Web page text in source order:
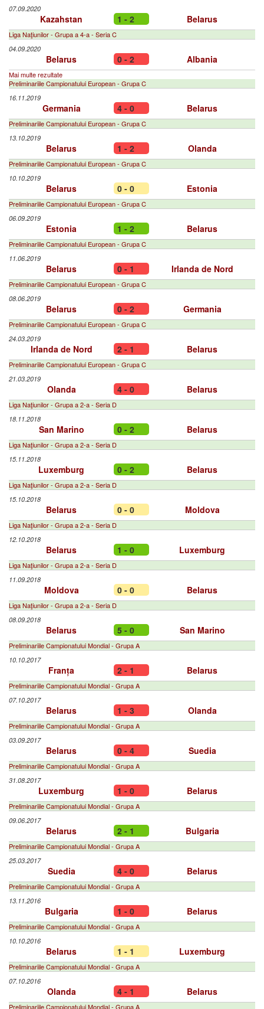
07.09.2020
Kazahstan 1 - 2 Belarus
Liga Naţiunilor - Grupa a 4-a - Seria C
04.09.2020
Belarus 0 - 2 Albania
Mai multe rezultate
Preliminariile Campionatului European - Grupa C
16.11.2019
Germania 4 - 0 Belarus
Preliminariile Campionatului European - Grupa C
13.10.2019
Belarus 1 - 2 Olanda
Preliminariile Campionatului European - Grupa C
10.10.2019
Belarus 0 - 0 Estonia
Preliminariile Campionatului European - Grupa C
06.09.2019
Estonia 1 - 2 Belarus
Preliminariile Campionatului European - Grupa C
11.06.2019
Belarus 0 - 1 Irlanda de Nord
Preliminariile Campionatului European - Grupa C
08.06.2019
Belarus 0 - 2 Germania
Preliminariile Campionatului European - Grupa C
24.03.2019
Irlanda de Nord 2 - 1 Belarus
Preliminariile Campionatului European - Grupa C
21.03.2019
Olanda 4 - 0 Belarus
Liga Naţiunilor - Grupa a 2-a - Seria D
18.11.2018
San Marino 0 - 2 Belarus
Liga Naţiunilor - Grupa a 2-a - Seria D
15.11.2018
Luxemburg 0 - 2 Belarus
Liga Naţiunilor - Grupa a 2-a - Seria D
15.10.2018
Belarus 0 - 0 Moldova
Liga Naţiunilor - Grupa a 2-a - Seria D
12.10.2018
Belarus 1 - 0 Luxemburg
Liga Naţiunilor - Grupa a 2-a - Seria D
11.09.2018
Moldova 0 - 0 Belarus
Liga Naţiunilor - Grupa a 2-a - Seria D
08.09.2018
Belarus 5 - 0 San Marino
Preliminariile Campionatului Mondial - Grupa A
10.10.2017
Franța 2 - 1 Belarus
Preliminariile Campionatului Mondial - Grupa A
07.10.2017
Belarus 1 - 3 Olanda
Preliminariile Campionatului Mondial - Grupa A
03.09.2017
Belarus 0 - 4 Suedia
Preliminariile Campionatului Mondial - Grupa A
31.08.2017
Luxemburg 1 - 0 Belarus
Preliminariile Campionatului Mondial - Grupa A
09.06.2017
Belarus 2 - 1 Bulgaria
Preliminariile Campionatului Mondial - Grupa A
25.03.2017
Suedia 4 - 0 Belarus
Preliminariile Campionatului Mondial - Grupa A
13.11.2016
Bulgaria 1 - 0 Belarus
Preliminariile Campionatului Mondial - Grupa A
10.10.2016
Belarus 1 - 1 Luxemburg
Preliminariile Campionatului Mondial - Grupa A
07.10.2016
Olanda 4 - 1 Belarus
Preliminariile Campionatului Mondial - Grupa A